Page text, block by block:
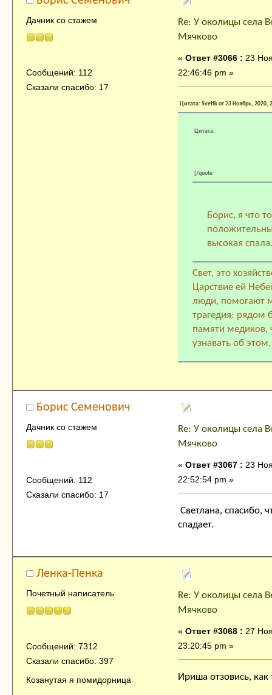
Дачник со стажем
Сообщений: 112
Сказали спасибо: 17
Re: У околицы села
Мячково
« Ответ #3066 : 23
22:46:46 pm »
Цитата: Svetik от 23 Ноябрь, 2020,
Цитата:
[/quote
Борис, я что
высокая спала.
Свет, это
Царствие ей
люди, помогают
трагедия: рядом
памяти медиков,
узнавать об
Борис Семенович
Дачник со стажем
Сообщений: 112
Сказали спасибо: 17
Re: У околицы села
Мячково
« Ответ #3067 : 23
22:52:54 pm »
Светлана, спасибо,
спадает.
Ленка-Пенка
Почетный написатель
Сообщений: 7312
Сказали спасибо: 397
Козанутая я помидорница
Re: У околицы села
Мячково
« Ответ #3068 : 27
23:20:45 pm »
Ириша отзовись, как